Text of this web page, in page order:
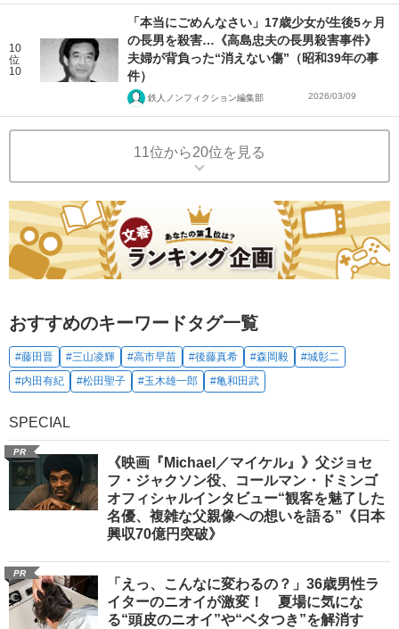
10
位
10
「本当にごめんなさい」17歳少女が生後5ヶ月
の長男を殺害…《高島忠夫の長男殺害事件》
夫婦が背負った“消えない傷”（昭和39年の事
件）
鉄人ノンフィクション編集部 2026/03/09
11位から20位を見る
おすすめのキーワードタグ一覧
#藤田晋 #三山凌輝 #高市早苗 #後藤真希 #森岡毅
#城彰二
#内田有紀
#松田聖子 #玉木雄一郎 #亀和田武
SPECIAL
PR
《映画『Michael／マイケル』》父ジョセ
フ・ジャクソン役、コールマン・ドミンゴ
オフィシャルインタビュー“観客を魅了した
名優、複雑な父親像への想いを語る”《日本
興収70億円突破》
PR
「えっ、こんなに変わるの？」36歳男性ラ
イターのニオイが激変！ 夏場に気にな
る“頭皮のニオイ”や“ベタつき”を解消す